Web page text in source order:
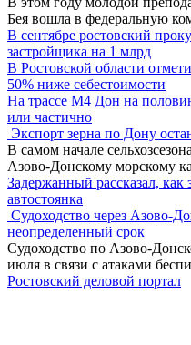
Бея вошла в федеральную
В сентябре ростовский
застройщика на 1 млрд
В Ростовской области
50% ниже себестоимости
На трассе М4 Дон на
или частично
Экспорт зерна по Дону
В самом начале
Азово-Донскому морскому
Задержанный рассказал, как
автостоянка
Судоходство через Азово-
неопределенный срок
Судоходство по Азово-
июля в связи с атаками
Ростовский деловой портал